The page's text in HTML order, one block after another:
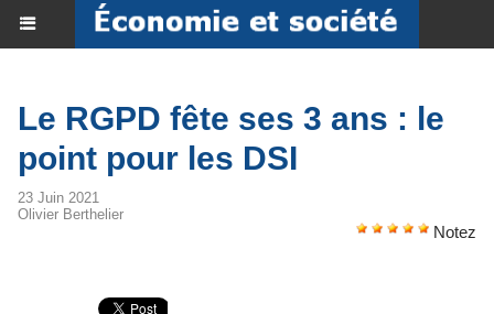
Le RGPD fête ses 3 ans : le
point pour les DSI
23 Juin 2021
Olivier Berthelier
Notez